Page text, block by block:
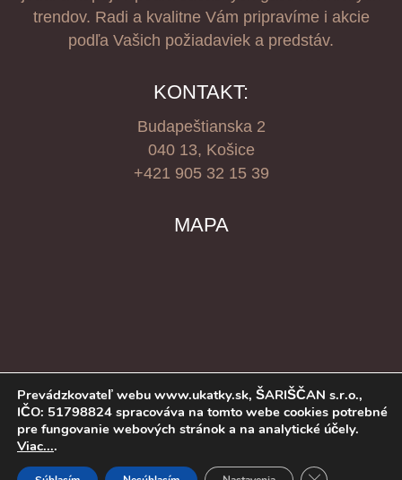
trendov. Radi a kvalitne Vám pripravíme i akcie
podľa Vašich požiadaviek a predstáv.
KONTAKT:
Budapeštianska 2
040 13, Košice
+421 905 32 15 39
MAPA
© www.ukatky.sk. Všetky práva vyhradené.
Prevádzkovateľ webu www.ukatky.sk, ŠARIŠČAN s.r.o.,
IČO: 51798824 spracováva na tomto webe cookies potrebné
pre fungovanie webových stránok a na analytické účely.
Viac....
Close GDPR